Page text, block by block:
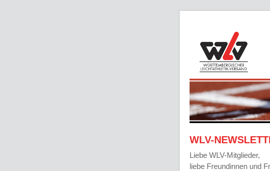
WLV-
Liebe WLV-Mitglieder,
liebe Freundinnen und